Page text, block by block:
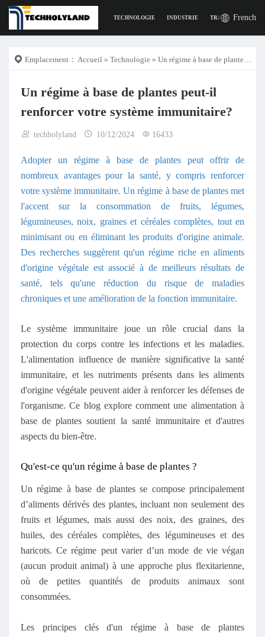
TECHNOLOGIE INDUSTRIE TRAVAIL LA
French
Emplacement： Accueil » Technologie » Un régime à base de plantes peut-il renforcer votre système immunitaire?
Un régime à base de plantes peut-il
renforcer votre système immunitaire?
techholyland 10/12/2024 16433
Adopter un régime à base de plantes peut offrir de
nombreux avantages pour la santé, y compris renforcer
votre système immunitaire. Un régime à base de plantes met
l'accent sur la consommation de fruits, légumes,
légumineuses, noix, graines et céréales complètes, tout en
minimisant ou en éliminant les produits d'origine animale.
Des recherches suggèrent qu'un régime riche en aliments
d'origine végétale est associé à de meilleurs résultats de
santé, tels qu'une réduction du risque de maladies
chroniques et une amélioration de la fonction immunitaire.
Le système immunitaire joue un rôle crucial dans la
protection du corps contre les infections et les maladies.
L'alimentation influence de manière significative la santé
immunitaire, et les nutriments présents dans les aliments
d'origine végétale peuvent aider à renforcer les défenses de
l'organisme. Ce blog explore comment une alimentation à
base de plantes soutient la santé immunitaire et d'autres
aspects du bien-être.
Qu'est-ce qu'un régime à base de plantes ?
Un régime à base de plantes se compose principalement
d’aliments dérivés des plantes, incluant non seulement des
fruits et légumes, mais aussi des noix, des graines, des
huiles, des céréales complètes, des légumineuses et des
haricots. Ce régime peut varier d’un mode de vie végan
(aucun produit animal) à une approche plus flexitarienne,
où de petites quantités de produits animaux sont
consommées.
Les principes clés d'un régime à base de plantes